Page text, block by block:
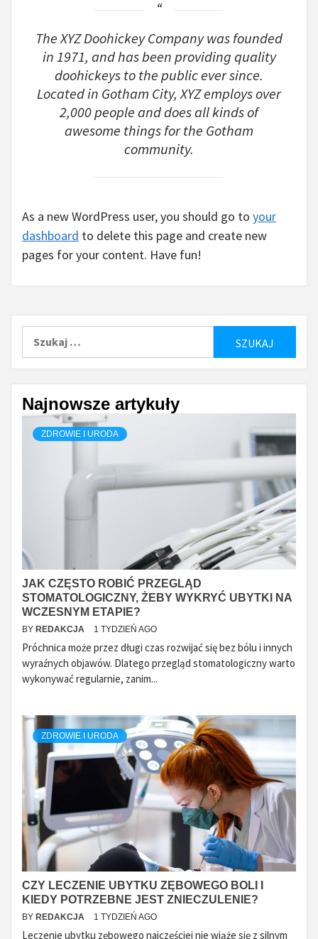
The XYZ Doohickey Company was founded
in 1971, and has been providing quality
doohickeys to the public ever since.
Located in Gotham City, XYZ employs over
2,000 people and does all kinds of
awesome things for the Gotham
community.
As a new WordPress user, you should go to your
dashboard to delete this page and create new
pages for your content. Have fun!
Najnowsze artykuły
ZDROWIE I URODA
JAK CZĘSTO ROBIĆ PRZEGLĄD
STOMATOLOGICZNY, ŻEBY WYKRYĆ UBYTKI NA
WCZESNYM ETAPIE?
BY REDAKCJA 1 TYDZIEŃ AGO
Próchnica może przez długi czas rozwijać się bez bólu i innych
wyraźnych objawów. Dlatego przegląd stomatologiczny warto
wykonywać regularnie, zanim...
ZDROWIE I URODA
CZY LECZENIE UBYTKU ZĘBOWEGO BOLI I
KIEDY POTRZEBNE JEST ZNIECZULENIE?
BY REDAKCJA 1 TYDZIEŃ AGO
Leczenie ubytku zębowego najczęściej nie wiąże się z silnym